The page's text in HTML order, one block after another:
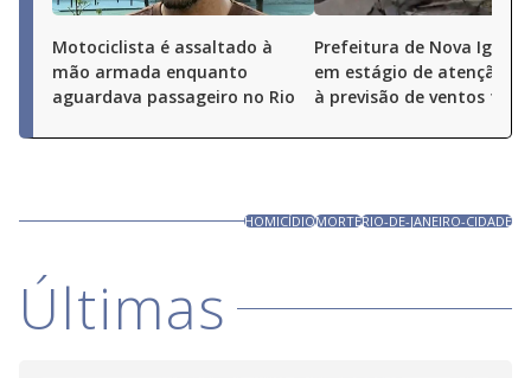
Motociclista é assaltado à
mão armada enquanto
aguardava passageiro no Rio
Prefeitura de Nova
em estágio de atenção
à previsão de ventos
HOMICÍDIOMORTERIO-DE-JANEIRO-CIDADE
Últimas